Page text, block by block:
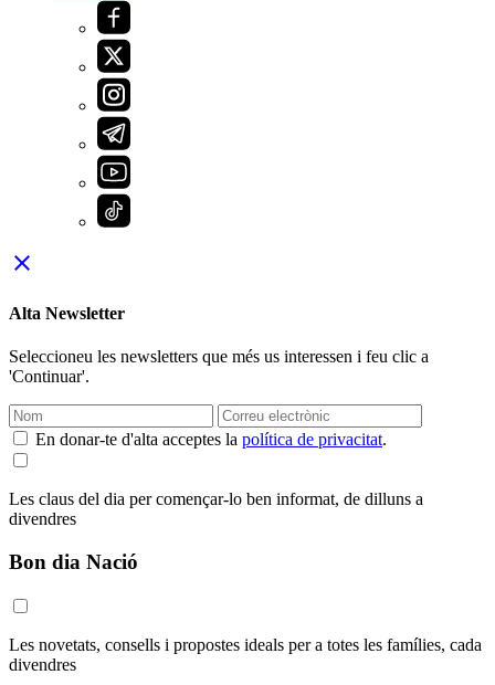
close
Alta Newsletter
Seleccioneu les newsletters que més us interessen i feu clic a
'Continuar'.
En donar-te d'alta acceptes la política de privacitat.
Les claus del dia per començar-lo ben informat, de dilluns a
divendres
Bon dia Nació
Les novetats, consells i propostes ideals per a totes les famílies, cada
divendres